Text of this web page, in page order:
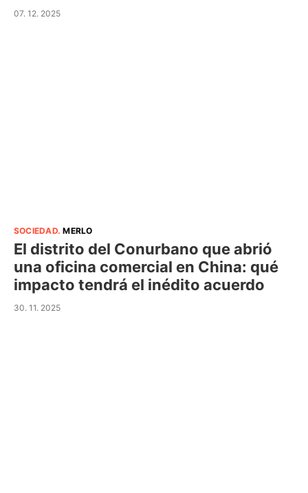
07. 12. 2025
SOCIEDAD.MERLO
El distrito del Conurbano que abrió
una oficina comercial en China: qué
impacto tendrá el inédito acuerdo
30. 11. 2025